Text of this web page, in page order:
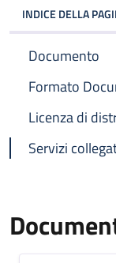
INDICE DELLA
Documento
Formato
Licenza di
Servizi